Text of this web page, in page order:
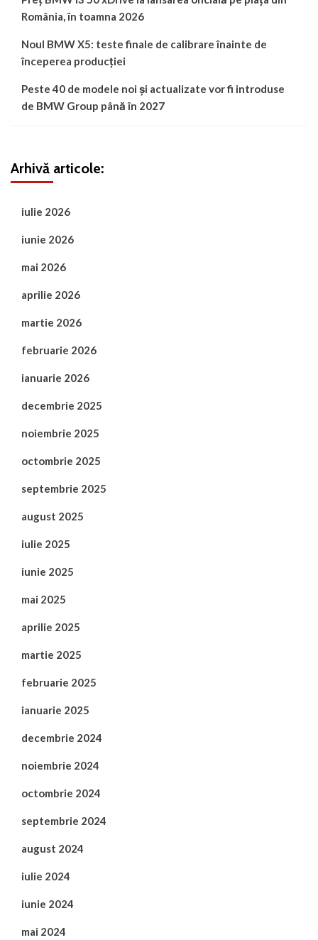
România, în toamna 2026
Noul BMW X5: teste finale de calibrare înainte de
începerea producției
Peste 40 de modele noi și actualizate vor fi introduse
de BMW Group până în 2027
Arhivă articole:
iulie 2026
iunie 2026
mai 2026
aprilie 2026
martie 2026
februarie 2026
ianuarie 2026
decembrie 2025
noiembrie 2025
octombrie 2025
septembrie 2025
august 2025
iulie 2025
iunie 2025
mai 2025
aprilie 2025
martie 2025
februarie 2025
ianuarie 2025
decembrie 2024
noiembrie 2024
octombrie 2024
septembrie 2024
august 2024
iulie 2024
iunie 2024
mai 2024